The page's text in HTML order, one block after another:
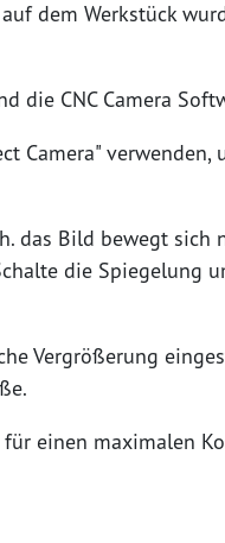
dem Werkstück
die CNC Camera
Camera" verwenden,
das Bild bewegt sich
die Spiegelung
Vergrößerung
einen maximalen